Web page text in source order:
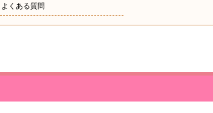
よくある質問